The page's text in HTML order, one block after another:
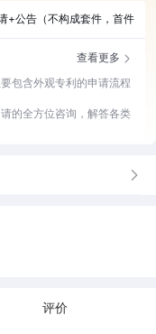
+公告（不构成套件，首件
查看更多
包含外观专利的申请流程
的全方位咨询，解答各类
相关信息。
评价